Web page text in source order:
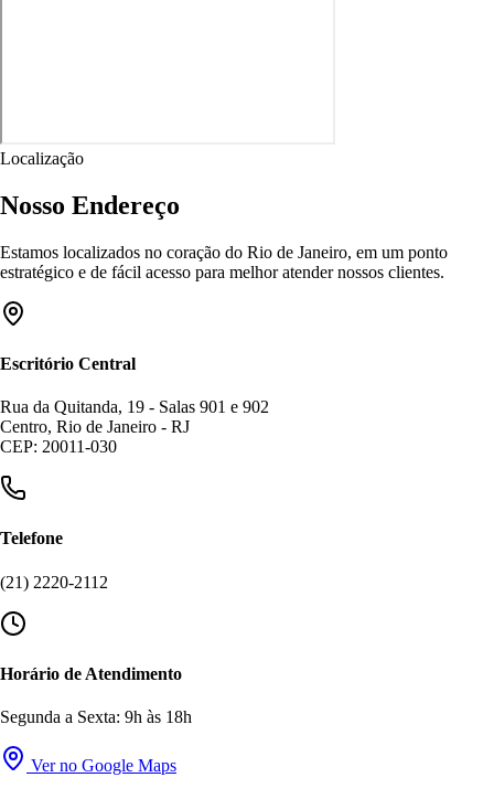
Localização
Nosso Endereço
Estamos localizados no coração do Rio de Janeiro, em um ponto
estratégico e de fácil acesso para melhor atender nossos clientes.
Escritório Central
Rua da Quitanda, 19 - Salas 901 e 902
Centro, Rio de Janeiro - RJ
CEP: 20011-030
Telefone
(21) 2220-2112
Horário de Atendimento
Segunda a Sexta: 9h às 18h
Ver no Google Maps